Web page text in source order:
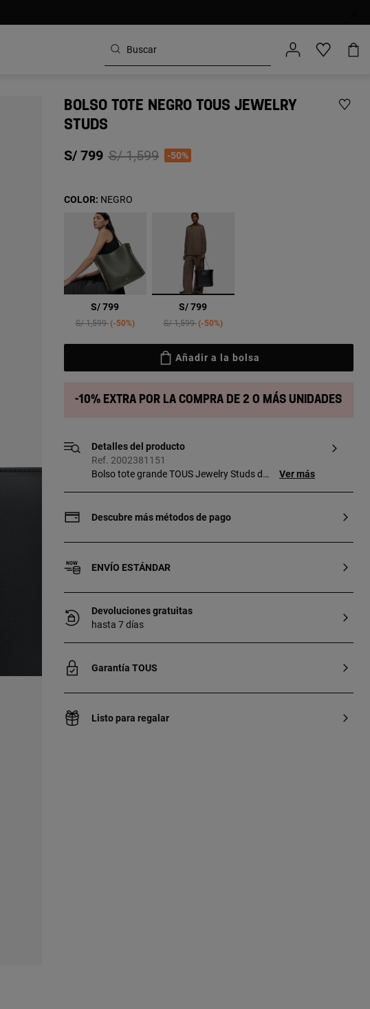
BOLSO TOTE NEGRO TOUS JEWELRY
STUDS
S/ 799 Price reduced from
S/ 1,599to-50%
S/ 799
Price reduced from
S/ 1,599to-50%
seleccionado
S/ 799
Price reduced from
S/ 1,599to-50%
COLOR: NEGRO
Añadir a la bolsa
-10% extra por la compra de 2 o más unidades
Detalles del producto
Ref. 2002381151
Bolso tote grande TOUS Jewelry Studs de
de hombro fija. Medidas (alto x ancho x
Ver más
Descubre más métodos de pago
ENVÍO ESTÁNDAR
Devoluciones gratuitas
hasta 7 días
Garantía TOUS
Listo para regalar